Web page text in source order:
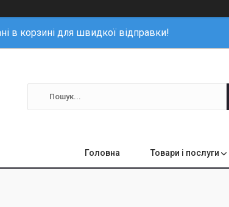
в корзині для швидкої відправки!
Головна Товари і послуги